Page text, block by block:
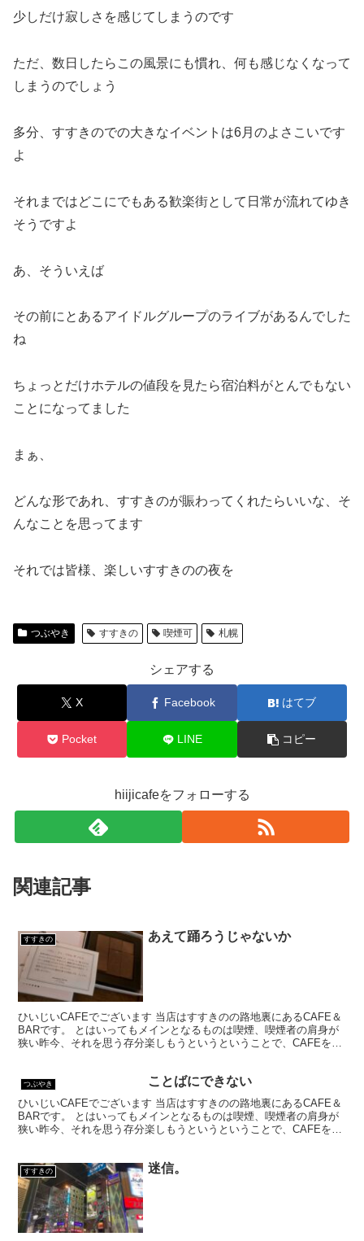
少しだけ寂しさを感じてしまうのです
ただ、数日したらこの風景にも慣れ、何も感じなくなって
しまうのでしょう
多分、すすきのでの大きなイベントは6月のよさこいです
よ
それまではどこにでもある歓楽街として日常が流れてゆき
そうですよ
あ、そういえば
その前にとあるアイドルグループのライブがあるんでした
ね
ちょっとだけホテルの値段を見たら宿泊料がとんでもない
ことになってました
まぁ、
どんな形であれ、すすきのが賑わってくれたらいいな、そ
んなことを思ってます
それでは皆様、楽しいすすきのの夜を
つぶやき すすきの 喫煙可 札幌
シェアする
X Facebook はてブ
Pocket LINE コピー
hiijicafeをフォローする
関連記事
すすきの あえて踊ろうじゃないか
ひいじいCAFEでございます 当店はすすきのの路地裏にあるCAFE＆
BARです。 とはいってもメインとなるものは喫煙、喫煙者の肩身が
狭い昨今、それを思う存分楽しもうというということで、CAFEを名
つぶやき ことばにできない
ひいじいCAFEでございます 当店はすすきのの路地裏にあるCAFE＆
BARです。 とはいってもメインとなるものは喫煙、喫煙者の肩身が
狭い昨今、それを思う存分楽しもうというということで、CAFEを名
すすきの 迷信。